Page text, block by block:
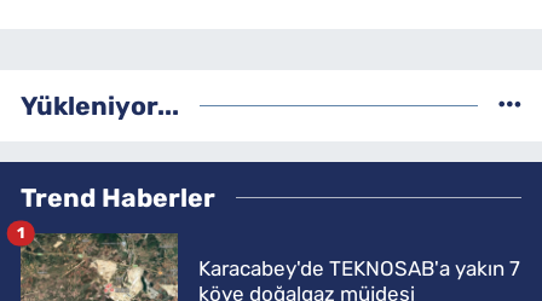
Yükleniyor...
Trend Haberler
Karacabey'de TEKNOSAB'a yakın 7
köye doğalgaz müjdesi
1